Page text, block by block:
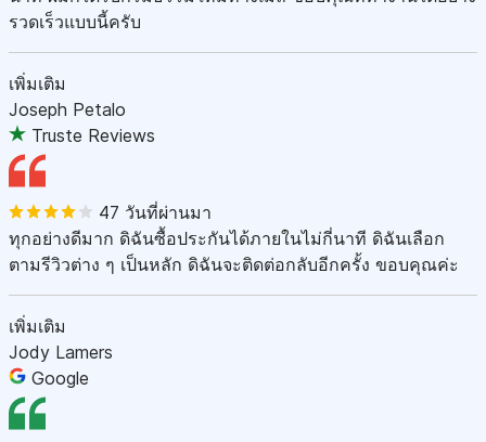
รวดเร็วแบบนี้ครับ
เพิ่มเติม
Joseph Petalo
Truste Reviews
47 วันที่ผ่านมา
ทุกอย่างดีมาก ดิฉันซื้อประกันได้ภายในไม่กี่นาที ดิฉันเลือก
ตามรีวิวต่าง ๆ เป็นหลัก ดิฉันจะติดต่อกลับอีกครั้ง ขอบคุณค่ะ
เพิ่มเติม
Jody Lamers
Google